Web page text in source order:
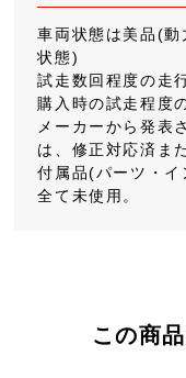
車両状態は美品(動
状態)
試走数回程度の走
購入時の試走程度
メーカーから発表
は、修正対応済ま
付属品(パーツ・
全て未使用。
この商